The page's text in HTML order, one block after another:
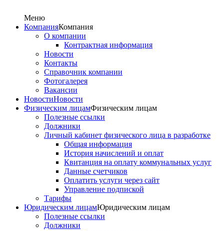
Меню
КомпанияКомпания
О компании
Контрактная информация
Новости
Контакты
Справочник компании
Фотогалерея
Вакансии
НовостиНовости
Физическим лицамФизическим лицам
Полезные ссылки
Должники
Личный кабинет физического лица в разработке
Общая информация
История начислений и оплат
Квитанция на оплату коммунальных услуг
Данные счетчиков
Оплатить услуги через сайт
Управление подпиской
Тарифы
Юридическим лицамЮридическим лицам
Полезные ссылки
Должники